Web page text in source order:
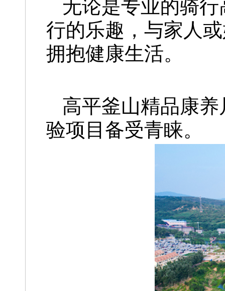
无论是专业的骑
行的乐趣，与家人
拥抱健康生活。
高平釜山精品康
验项目备受青睐。